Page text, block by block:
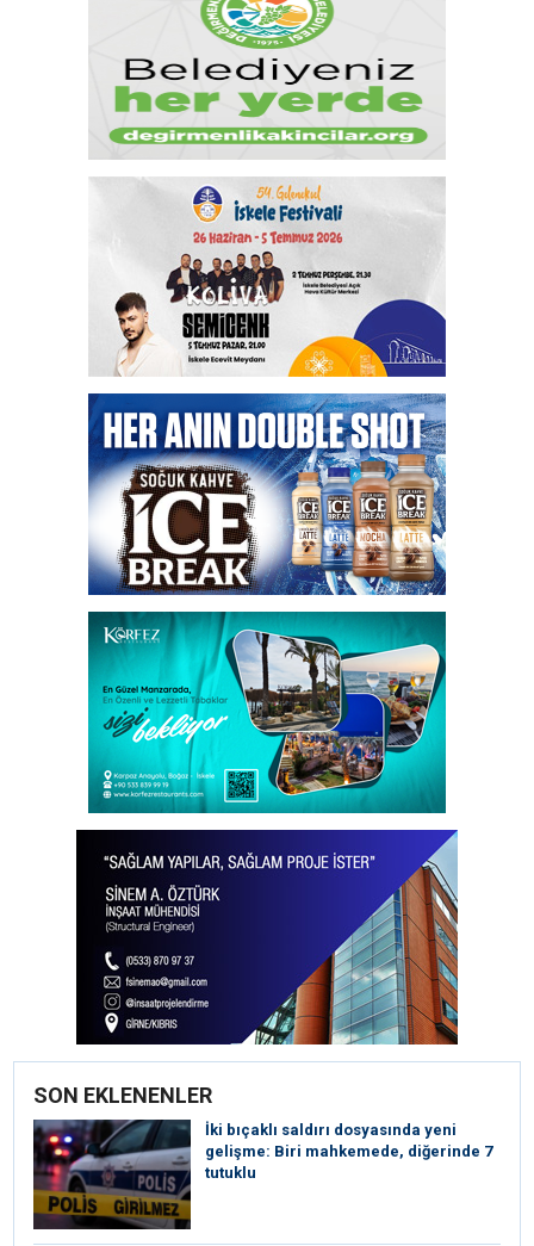
SON EKLENENLER
İki bıçaklı saldırı dosyasında yeni
gelişme: Biri mahkemede, diğerinde 7
tutuklu